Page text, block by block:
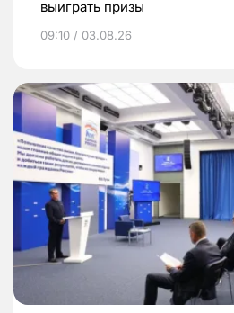
выиграть призы
09:10 / 03.08.26